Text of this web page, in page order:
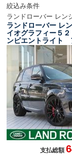
絞込み条件
ランドローバー レン
ランドローバー レ
イオグラフィー５
ンビエントライト
ロイドオート フ
ー パドルシフト
ポットモニター
支払総額